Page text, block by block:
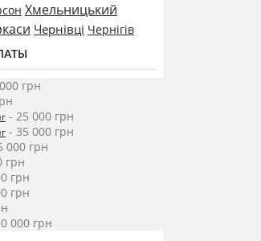
Хмельницький
Чернівці Чернігів
грн
- 25 000 грн
- 35 000 грн
000 грн
грн
грн
грн
000 грн